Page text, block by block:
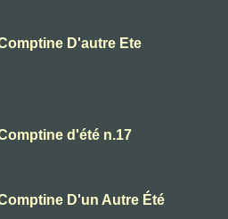
D'autre Ete
d'été n.17
D'un Autre Été